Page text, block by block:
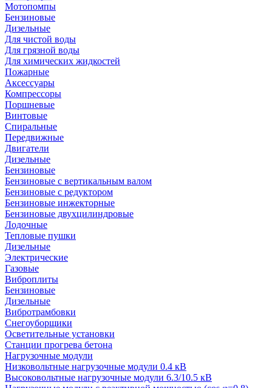
Мотопомпы
Бензиновые
Дизельные
Для чистой воды
Для грязной воды
Для химических жидкостей
Пожарные
Аксессуары
Компрессоры
Поршневые
Винтовые
Спиральные
Передвижные
Двигатели
Дизельные
Бензиновые
Бензиновые с вертикальным валом
Бензиновые с редуктором
Бензиновые инжекторные
Бензиновые двухцилиндровые
Лодочные
Тепловые пушки
Дизельные
Электрические
Газовые
Виброплиты
Бензиновые
Дизельные
Вибротрамбовки
Снегоуборщики
Осветительные установки
Станции прогрева бетона
Нагрузочные модули
Низковольтные нагрузочные модули 0.4 кВ
Высоковольтные нагрузочные модули 6.3/10.5 кВ